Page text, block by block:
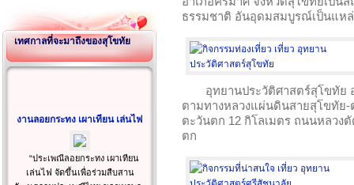
เทศกาลที่จะมาถึงของสุโขทัย
งานลอยกระทง เผาเทียน เล่นไฟ
“ประเพณีลอยกระทง เผาเทียน
เล่นไฟ จัดขึ้นเพื่อร่วมสืบสาน
ธรรมชาติ อันอุดมสมบูรณ์เป็นแห
อุทยานประวัติศาสตร์สุโขทัย
ตามทางหลวงแผ่นดินสายสุโขทัย-
ตะวันตก 12 กิโลเมตร ถนนหลวง
ตก